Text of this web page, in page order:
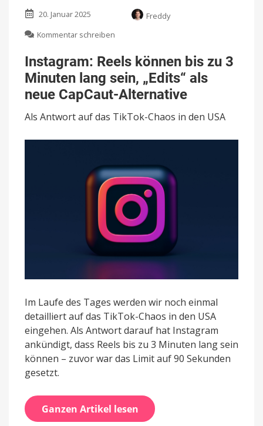
20. Januar 2025
Freddy
Kommentar schreiben
Reels
können
bis
zu
3
Minuten
lang
neue
CapCaut-
Alternative
Instagram: Reels können bis zu 3
Minuten lang sein, „Edits“ als
neue CapCaut-Alternative
Als Antwort auf das TikTok-Chaos in den USA
Im Laufe des Tages werden wir noch einmal
detailliert auf das TikTok-Chaos in den USA
eingehen. Als Antwort darauf hat Instagram
ankündigt, dass Reels bis zu 3 Minuten lang sein
können – zuvor war das Limit auf 90 Sekunden
gesetzt.
Ganzen Artikel lesen